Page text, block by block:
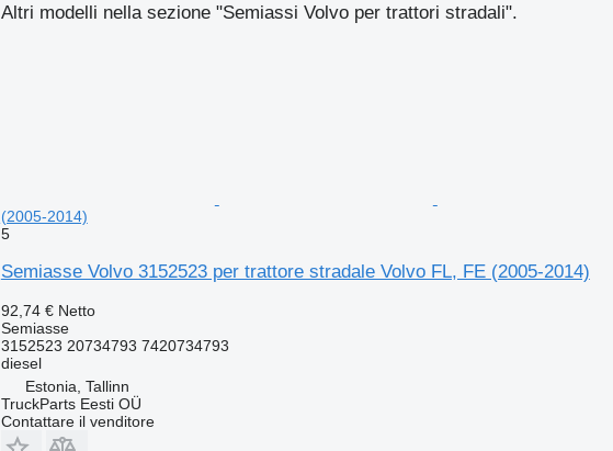
Altri modelli nella sezione "Semiassi Volvo per trattori stradali".
(2005-2014)
5
Semiasse Volvo 3152523 per trattore stradale Volvo FL, FE (2005-2014)
92,74 € Netto
Semiasse
3152523 20734793 7420734793
diesel
Estonia, Tallinn
TruckParts Eesti OÜ
Contattare il venditore